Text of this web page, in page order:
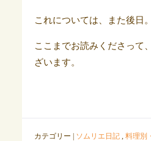
これについては、また後日。
ここまでお読みくださって
ざいます。
カテゴリー | ソムリエ日記, 料理別